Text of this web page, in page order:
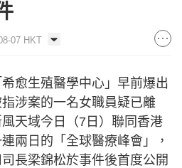
07 HKT
愈生殖醫學中心」早前爆出
涉案的一名女職員疑已離
天域今日（7日）聯同香港
兩日的「全球醫療峰會」，
長梁錦松於事件後首度公開